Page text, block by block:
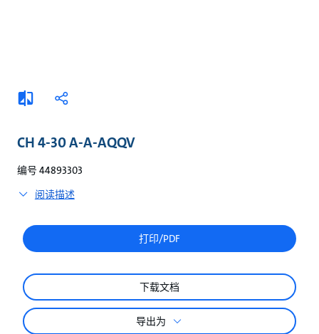
添
加
分
CH 4-30 A-A-AQQV
编号 44893303
阅读描述
打印/PDF
下载文档
导出为